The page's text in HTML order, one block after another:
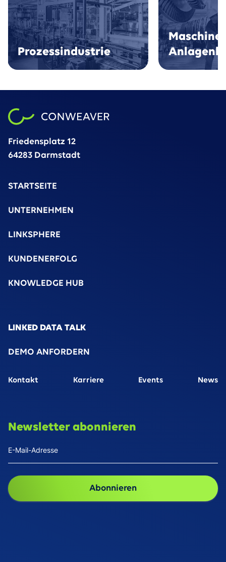
Prozessindustrie
Friedensplatz 12
64283 Darmstadt
STARTSEITE
UNTERNEHMEN
LINKSPHERE
KUNDENERFOLG
KNOWLEDGE HUB
LINKED DATA TALK
DEMO ANFORDERN
Kontakt Karriere Events News
Newsletter abonnieren